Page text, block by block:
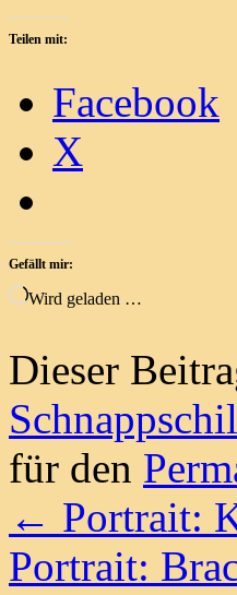
Teilen mit:
Facebook
X
Gefällt mir:
Wird geladen …
Dieser
für den
← Portrait:
Portrait: